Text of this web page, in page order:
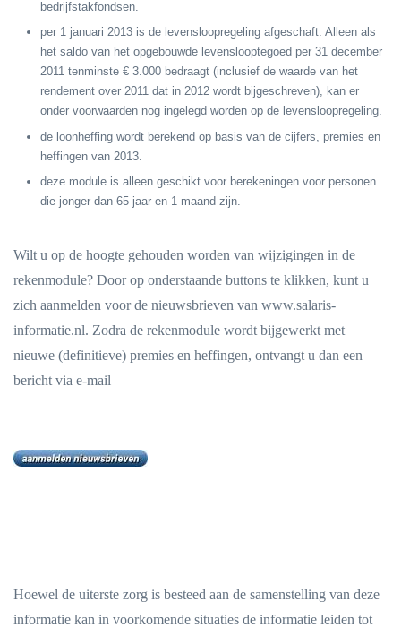
bedrijfstakfondsen.
per 1 januari 2013 is de levensloopregeling afgeschaft. Alleen als
het saldo van het opgebouwde levenslooptegoed per 31 december
2011 tenminste € 3.000 bedraagt (inclusief de waarde van het
rendement over 2011 dat in 2012 wordt bijgeschreven), kan er
onder voorwaarden nog ingelegd worden op de levensloopregeling.
de loonheffing wordt berekend op basis van de cijfers, premies en
heffingen van 2013.
deze module is alleen geschikt voor berekeningen voor personen
die jonger dan 65 jaar en 1 maand zijn.
Wilt u op de hoogte gehouden worden van wijzigingen in de
rekenmodule? Door op onderstaande buttons te klikken, kunt u
zich aanmelden voor de nieuwsbrieven van www.salaris-
informatie.nl. Zodra de rekenmodule wordt bijgewerkt met
nieuwe (definitieve) premies en heffingen, ontvangt u dan een
bericht via e-mail
Hoewel de uiterste zorg is besteed aan de samenstelling van deze
informatie kan in voorkomende situaties de informatie leiden tot